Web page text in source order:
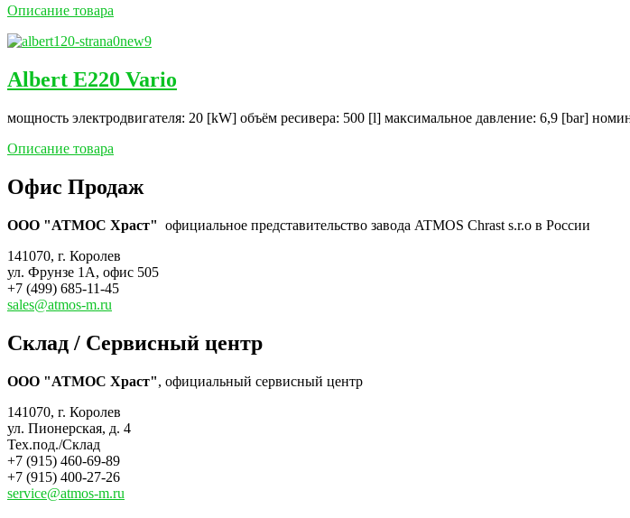
Описание товара
Albert E220 Vario
мощность электродвигателя: 20 [kW] объём ресивера: 500 [l] максимальное давление: 6,9 [bar]
Описание товара
Офис Продаж
ООО "АТМОС Храст" официальное представительство завода ATMOS Chrast s.r.o в России
141070, г. Королев
ул. Фрунзе 1А, офис 505
+7 (499) 685-11-45
sales@atmos-m.ru
Склад / Сервисный центр
ООО "АТМОС Храст", официальный сервисный центр
141070, г. Королев
ул. Пионерская, д. 4
Тех.под./Склад
+7 (915) 460-69-89
+7 (915) 400-27-26
service@atmos-m.ru